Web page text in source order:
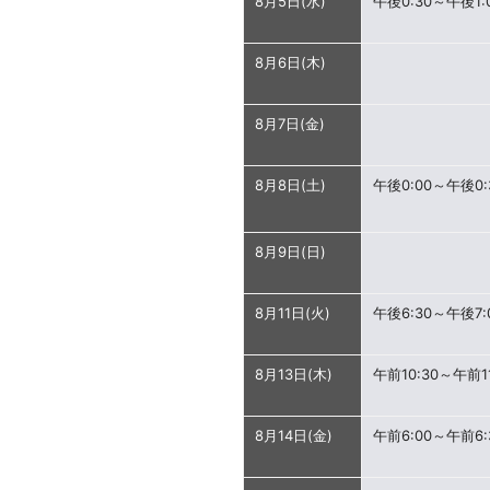
8月6日(木)
8月7日(金)
8月8日(土) 午後0:00～午後
8月9日(日)
8月11日(火) 午後6:30～午後
8月13日(木) 午前10:30～午前
8月14日(金) 午前6:00～午前